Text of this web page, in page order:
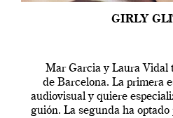
GIRLY
Mar Garcia y Laura Vidal
de Barcelona. La primera
audiovisual y quiere
guión. La segunda ha